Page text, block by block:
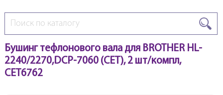
Бушинг тефлонового вала для BROTHER HL-
2240/2270,DCP-7060 (CET), 2 шт/компл,
CET6762